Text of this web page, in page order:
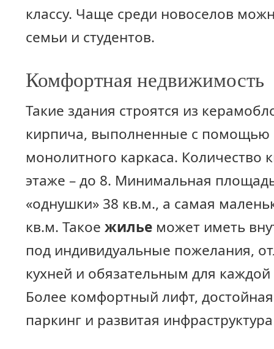
классу. Чаще среди новоселов
семьи и студентов.
Комфортная недвижимость
Такие здания строятся из
кирпича, выполненные с помощью
монолитного каркаса. Количество
этаже – до 8. Минимальная
«однушки» 38 кв.м., а самая
кв.м. Такое жилье может иметь
под индивидуальные пожелания,
кухней и обязательным для
Более комфортный лифт,
паркинг и развитая